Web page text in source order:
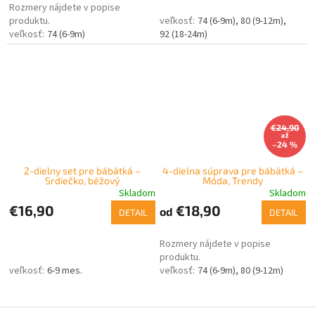
Rozmery nájdete v popise
produktu.
74 (6-9m)
74 (6-9m) 80 (9-12m)
92 (18-24m)
2-dielny set pre bábätká –
Srdiečko, béžový
Skladom
€16,90 DETAIL
6-9 mes.
€24,90
až
–24 %
4-dielna súprava pre bábätká –
Móda, Trendy
Skladom
od €18,90 DETAIL
Rozmery nájdete v popise
produktu.
74 (6-9m) 80 (9-12m)